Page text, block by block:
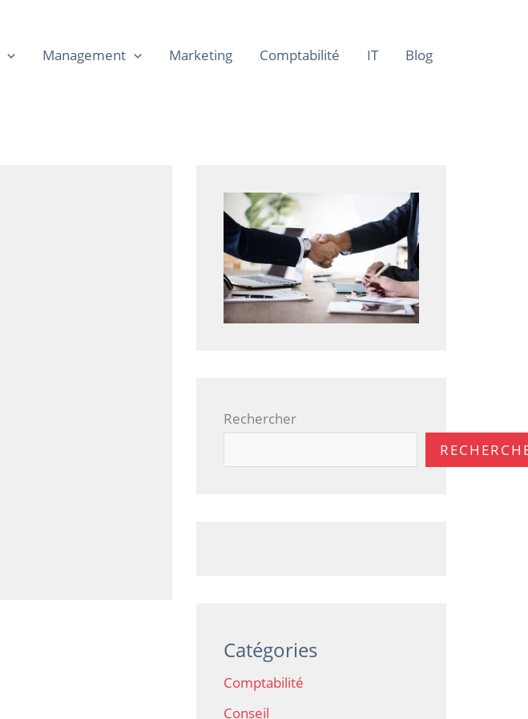
Management Marketing Comptabilité IT Blog
Rechercher
Catégories
Comptabilité
Conseil